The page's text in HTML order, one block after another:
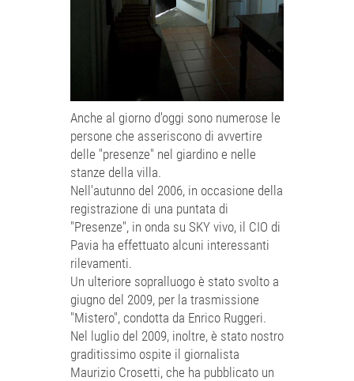
Anche al giorno d'oggi sono numerose le
persone che asseriscono di avvertire
delle "presenze" nel giardino e nelle
stanze della villa.
Nell'autunno del 2006, in occasione della
registrazione di una puntata di
"Presenze", in onda su SKY vivo, il CIO di
Pavia ha effettuato alcuni interessanti
rilevamenti.
Un ulteriore sopralluogo è stato svolto a
giugno del 2009, per la trasmissione
"Mistero", condotta da Enrico Ruggeri.
Nel luglio del 2009, inoltre, è stato nostro
graditissimo ospite il giornalista
Maurizio Crosetti, che ha pubblicato un